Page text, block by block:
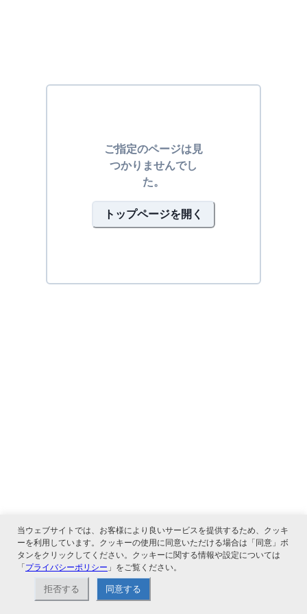
ご指定のページは見
つかりませんでし
た。
トップページを開く
当ウェブサイトでは、お客様により良いサービスを提供するため、クッキ
ーを利用しています。クッキーの使用に同意いただける場合は「同意」ボ
タンをクリックしてください。クッキーに関する情報や設定については
「プライバシーポリシー 」をご覧ください。
拒否する 同意する